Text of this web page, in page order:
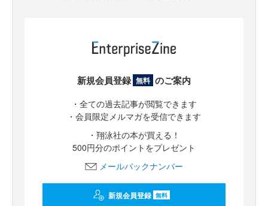
新規会員登録 無料 のご案内
・全ての過去記事が閲覧できます
・会員限定メルマガを受信できます
・翔泳社の本が買える！
500円分のポイントをプレゼント
メールバックナンバー
新規会員登録 無料